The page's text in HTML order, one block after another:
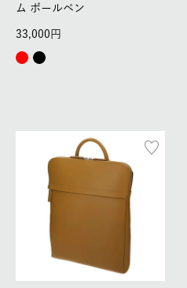
ム ボールペン
33,000